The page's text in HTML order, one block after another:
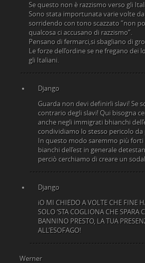
Se questo non è razzismo verso gli
Sono stata importunata varie volte
sorridendo con tono scazzato ”non
qualcosa ci accusano di razzismo”.
Pensano di fermarci,si sbagliano di
Le forze dell’ordine se ne fregano
gli Italiani.
Django
Guarda non devi definirli slavi! Se
contrario degli slavi! Qui bisogna
anche negli immigrati bhianchi
condividiamo lo stesso pericolo
In questo modo saremmo più forti
bianchi dell’est in generale
perciò cerchiamo di creare un
Django
iO MI CHIEDO A VOLTE CHE FINE
SOLO ‘STA COGLIONA CHE SPARA
BANNINO PRESTO, LA TUA
ALL’ESOFAGO!
Werner